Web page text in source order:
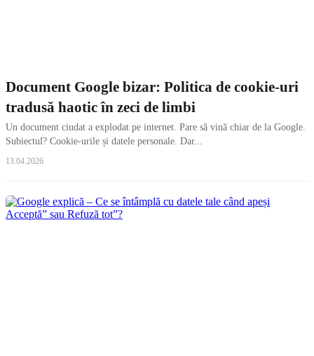
Document Google bizar: Politica de cookie-uri
tradusă haotic în zeci de limbi
Un document ciudat a explodat pe internet. Pare să vină chiar de la Google.
Subiectul? Cookie-urile și datele personale. Dar...
13.04.2026